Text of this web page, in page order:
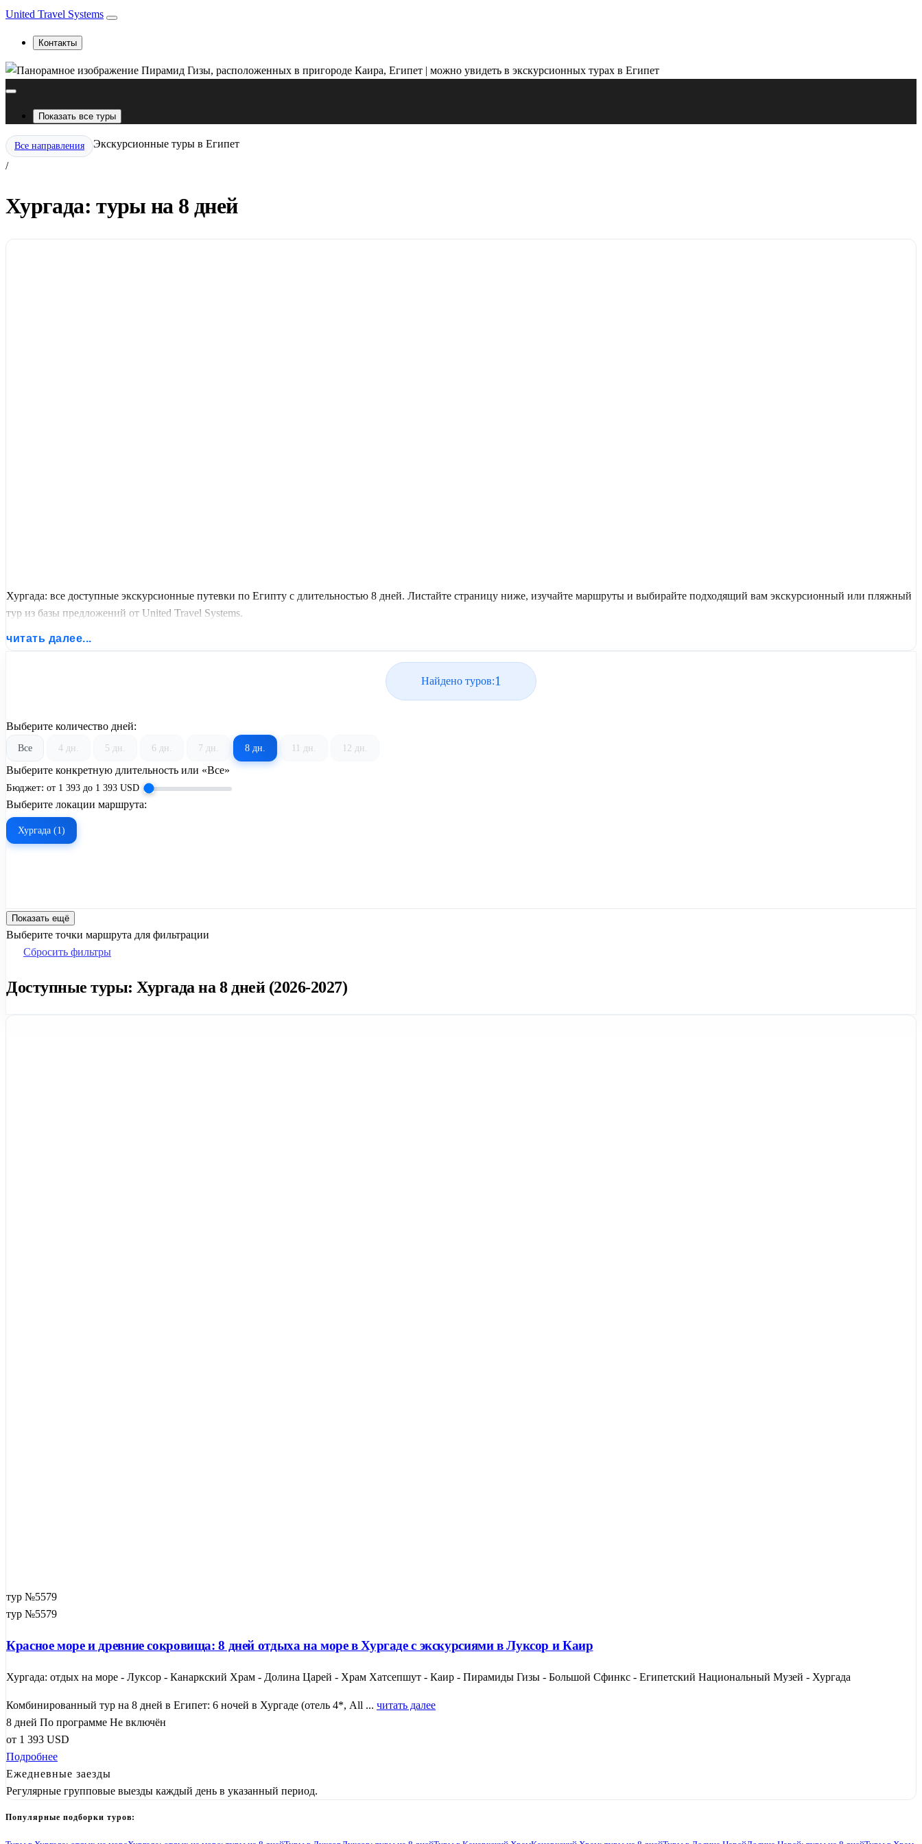
United Travel Systems
Контакты
Показать все туры
Все направления
/
Экскурсионные туры в Египет
Хургада: туры на 8 дней
Хургада: все доступные экскурсионные путевки по Египту с длительностью 8 дней. Листайте страницу ниже, изучайте маршруты и выбирайте подходящий вам экскурсионный или пляжный
тур из базы предложений от United Travel Systems.
читать далее...
Найдено туров:1
Выберите количество дней:
Все 4 дн. 5 дн. 6 дн. 7 дн. 8 дн. 11 дн. 12 дн.
Выберите конкретную длительность или «Все»
Бюджет: от 1 393 до 1 393 USD
Выберите локации маршрута:
Хургада (1)
Показать ещё
Выберите точки маршрута для фильтрации
Сбросить фильтры
Доступные туры: Хургада на 8 дней (2026-2027)
тур №5579
тур №5579
Красное море и древние сокровища: 8 дней отдыха на море в Хургаде с экскурсиями в Луксор и Каир
Хургада: отдых на море - Луксор - Канаркский Храм - Долина Царей - Храм Хатсепшут - Каир - Пирамиды Гизы - Большой Сфинкс - Египетский Национальный Музей - Хургада
Комбинированный тур на 8 дней в Египет: 6 ночей в Хургаде (отель 4*, All ... читать далее
8 дней По программе Не включён
от 1 393 USD
Подробнее
Ежедневные заезды
Регулярные групповые выезды каждый день в указанный период.
Популярные подборки туров: